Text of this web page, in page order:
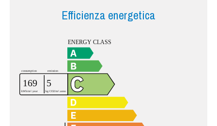
Efficienza energetica